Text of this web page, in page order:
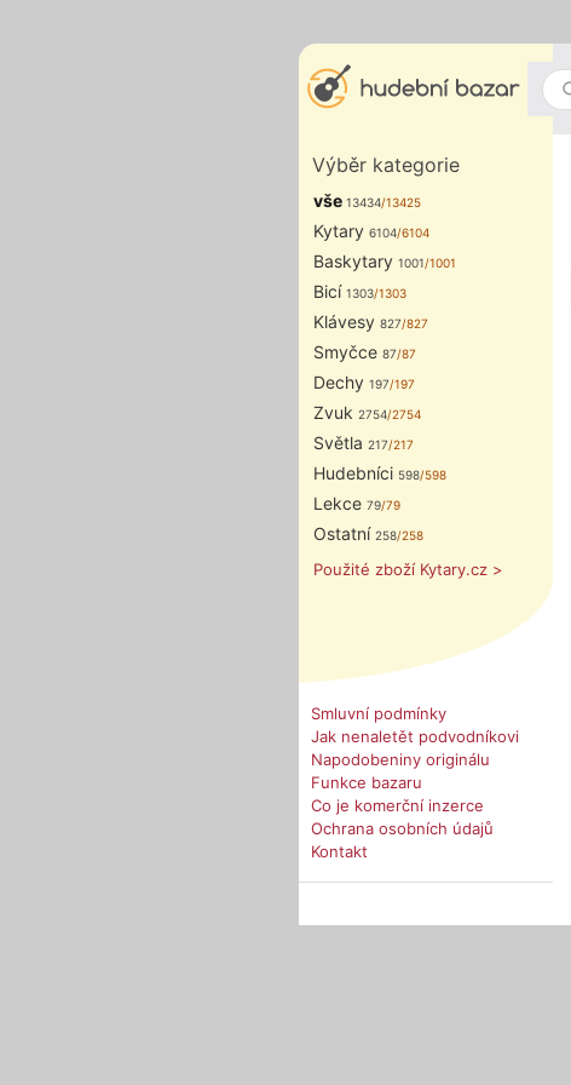
Výběr kategorie
vše 13434/13425
Kytary 6104/6104
Baskytary 1001/1001
Bicí 1303/1303
Klávesy 827/827
Smyčce 87/87
Dechy 197/197
Zvuk 2754/2754
Světla 217/217
Hudebníci 598/598
Lekce 79/79
Ostatní 258/258
Použité zboží Kytary.cz >
Smluvní podmínky
Jak nenaletět podvodníkovi
Napodobeniny originálu
Funkce bazaru
Co je komerční inzerce
Ochrana osobních údajů
Kontakt